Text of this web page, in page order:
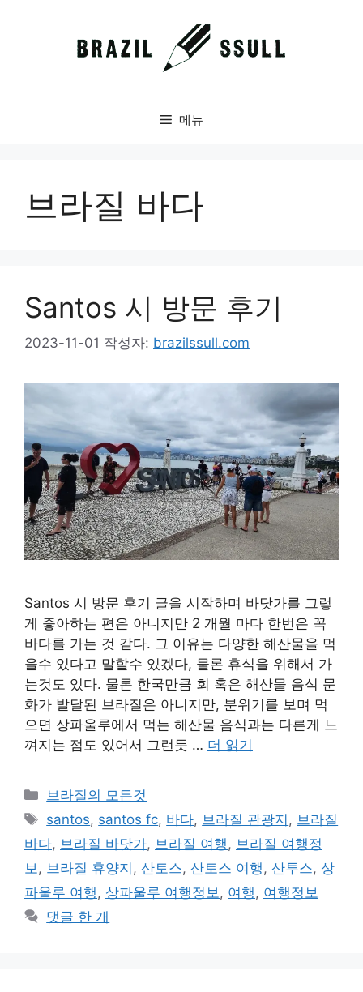
메뉴
브라질 바다
Santos 시 방문 후기
2023-11-01 작성자: brazilssull.com
Santos 시 방문 후기 글을 시작하며 바닷가를 그렇
게 좋아하는 편은 아니지만 2 개월 마다 한번은 꼭
바다를 가는 것 같다. 그 이유는 다양한 해산물을 먹
을수 있다고 말할수 있겠다, 물론 휴식을 위해서 가
는것도 있다. 물론 한국만큼 회 혹은 해산물 음식 문
화가 발달된 브라질은 아니지만, 분위기를 보며 먹
으면 상파울루에서 먹는 해산물 음식과는 다른게 느
껴지는 점도 있어서 그런듯 … 더 읽기
카
리
브라질의 모든것
태
그
santos, santos fc, 바다, 브라질 관광지 , 브라질
바다, 브라질 바닷가, 브라질 여행 , 브라질 여행정
보 , 브라질 휴양지 , 산토스, 산토스 여행 , 산투스, 상
파울루 여행 , 상파울루 여행정보 , 여행 , 여행정보
댓글 한 개